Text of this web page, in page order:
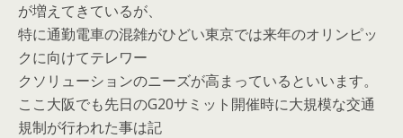
が増えてきているが、
特に通勤電車の混雑がひどい東京では来年のオリンピッ
クに向けてテレワー
クソリューションのニーズが高まっているといいます。
ここ大阪でも先日のG20サミット開催時に大規模な交通
規制が行われた事は記